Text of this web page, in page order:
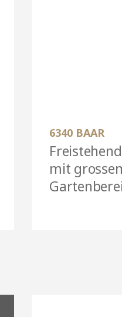
6340 BAAR
mit